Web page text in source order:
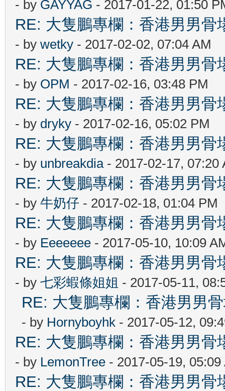
- by GAYYAG - 2017-01-22, 01:50
RE: 大隻鵬專欄：香港男男
- by wetky - 2017-02-02, 07:04 AM
RE: 大隻鵬專欄：香港男男
- by OPM - 2017-02-16, 03:48 PM
RE: 大隻鵬專欄：香港男男
- by dryky - 2017-02-16, 05:02 PM
RE: 大隻鵬專欄：香港男男
- by unbreakdia- 2017-02-17, 07:20
RE: 大隻鵬專欄：香港男男
- by 牛奶仔 - 2017-02-18, 01:04 PM
RE: 大隻鵬專欄：香港男男
- by Eeeeeee - 2017-05-10, 10:09
RE: 大隻鵬專欄：香港男男
- by 七彩蝦條姐姐 - 2017-05-11,
RE: 大隻鵬專欄：香港男男
- by Hornyboyhk - 2017-05-12,
RE: 大隻鵬專欄：香港男男
- by LemonTree - 2017-05-19, 05:09
RE: 大隻鵬專欄：香港男男